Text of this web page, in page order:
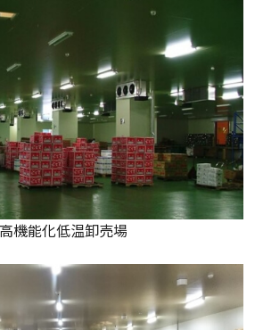
高機能化低温卸売場